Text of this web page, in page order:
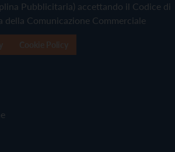
Pubblicitaria) accettando il Codice di
della Comunicazione Commerciale